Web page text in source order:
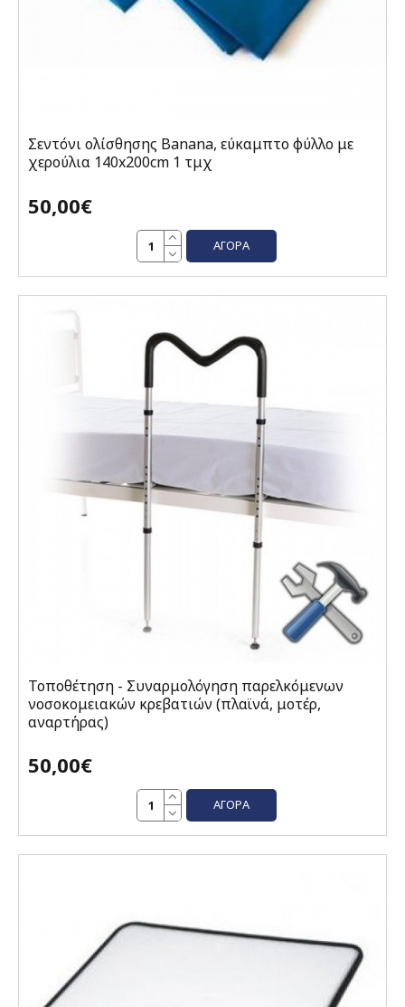
Σεντόνι ολίσθησης Banana, εύκαμπτο φύλλο με
χερούλια 140x200cm 1 τμχ
50,00€
ΑΓΟΡΆ
Τοποθέτηση - Συναρμολόγηση παρελκόμενων
νοσοκομειακών κρεβατιών (πλαϊνά, μοτέρ,
αναρτήρας)
50,00€
ΑΓΟΡΆ